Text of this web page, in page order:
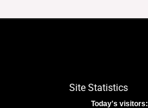
Site Statistics
Today's visitors: